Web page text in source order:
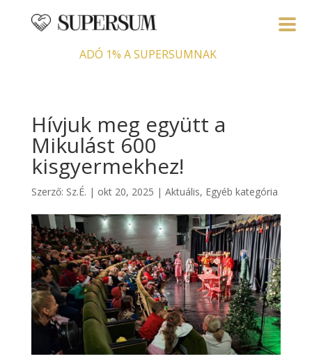
ADÓ 1% A SUPERSUMNAK
Hívjuk meg együtt a
Mikulást 600
kisgyermekhez!
Szerző: Sz.É. | okt 20, 2025 | Aktuális, Egyéb kategória